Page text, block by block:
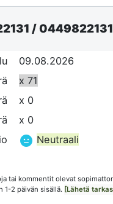
/
09.08.2026
x 71
x 0
x 0
Neutraali
tai kommentit olevat
1-2 päivän sisällä. [Lähetä